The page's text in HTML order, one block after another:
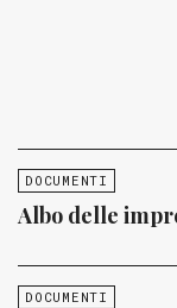
DOCUMENTI
Albo delle
DOCUMENTI